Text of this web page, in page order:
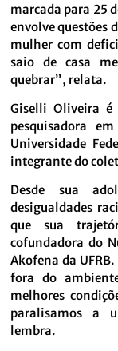
marcada para 25
envolve questões
mulher com
saio de casa
quebrar”, relata.
Giselli Oliveira é
pesquisadora
Universidade
integrante do
Desde sua
desigualdades
que sua
cofundadora do
Akofena da
fora do
melhores
paralisamos a
lembra.